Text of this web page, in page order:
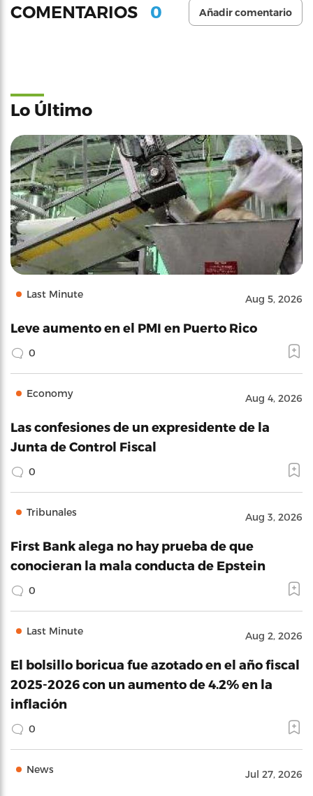
COMENTARIOS 0 Añadir comentario
Lo Último
Last Minute Aug 5, 2026
Leve aumento en el PMI en Puerto Rico
0
Economy Aug 4, 2026
Las confesiones de un expresidente de la
Junta de Control Fiscal
0
Tribunales Aug 3, 2026
First Bank alega no hay prueba de que
conocieran la mala conducta de Epstein
0
Last Minute Aug 2, 2026
El bolsillo boricua fue azotado en el año fiscal
2025-2026 con un aumento de 4.2% en la
inflación
0
News Jul 27, 2026